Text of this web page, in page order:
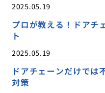
2025.05.19
プロが教える！ドアチ
ト
2025.05.19
ドアチェーンだけでは
対策